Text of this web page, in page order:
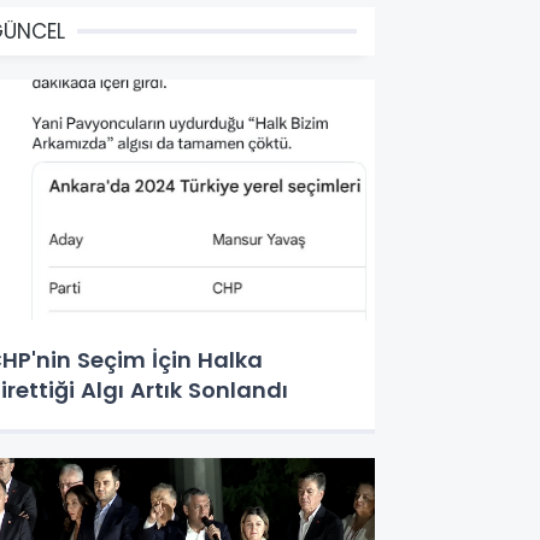
Seçim İçin Halka
Algı Artık Sonlandı